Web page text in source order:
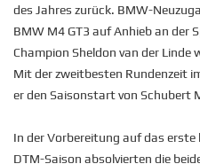
des Jahres zurück. BMW-
BMW M4 GT3 auf Anhieb an der
Champion Sheldon van der
Mit der zweitbesten Rundenzeit
er den Saisonstart von Schubert
In der Vorbereitung auf das erste
DTM-Saison absolvierten die